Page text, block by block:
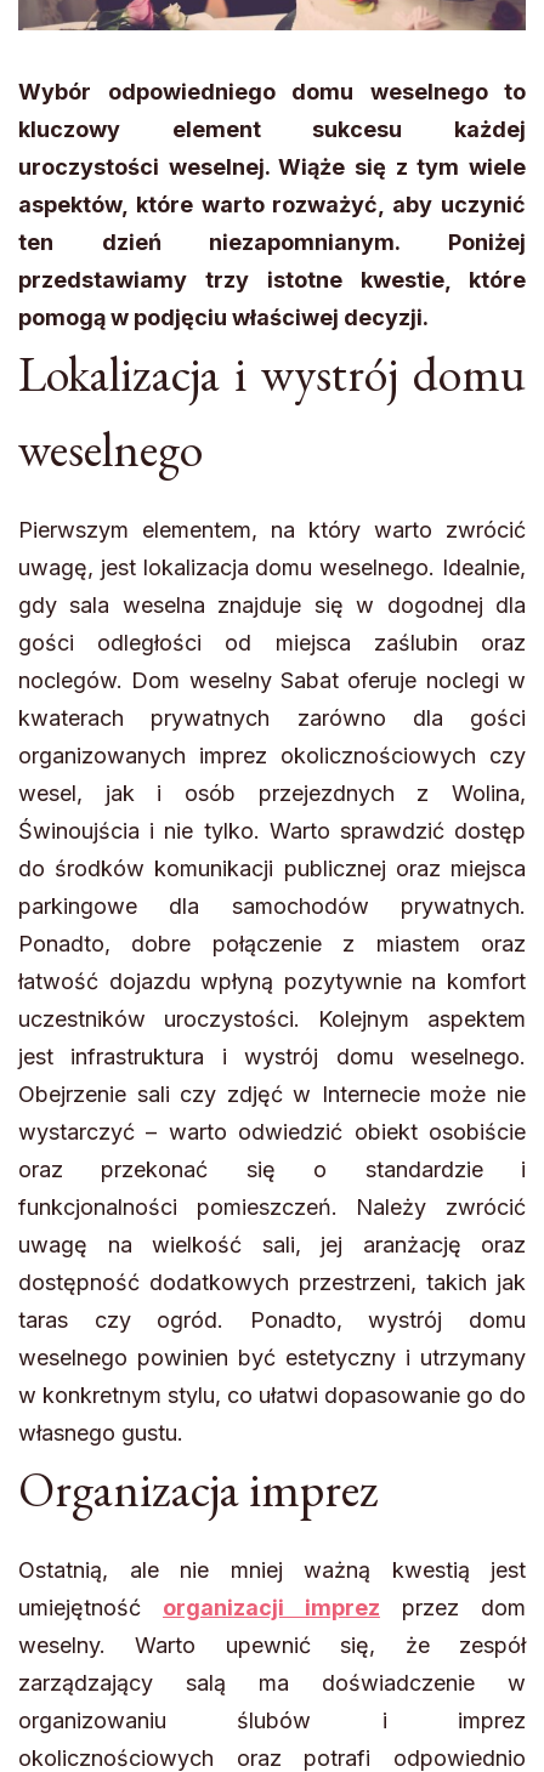
Wybór odpowiedniego domu weselnego to
kluczowy element sukcesu każdej
uroczystości weselnej. Wiąże się z tym wiele
aspektów, które warto rozważyć, aby uczynić
ten dzień niezapomnianym. Poniżej
przedstawiamy trzy istotne kwestie, które
pomogą w podjęciu właściwej decyzji.
Lokalizacja i wystrój domu
weselnego
Pierwszym elementem, na który warto zwrócić
uwagę, jest lokalizacja domu weselnego. Idealnie,
gdy sala weselna znajduje się w dogodnej dla
gości odległości od miejsca zaślubin oraz
noclegów. Dom weselny Sabat oferuje noclegi w
kwaterach prywatnych zarówno dla gości
organizowanych imprez okolicznościowych czy
wesel, jak i osób przejezdnych z Wolina,
Świnoujścia i nie tylko. Warto sprawdzić dostęp
do środków komunikacji publicznej oraz miejsca
parkingowe dla samochodów prywatnych.
Ponadto, dobre połączenie z miastem oraz
łatwość dojazdu wpłyną pozytywnie na komfort
uczestników uroczystości. Kolejnym aspektem
jest infrastruktura i wystrój domu weselnego.
Obejrzenie sali czy zdjęć w Internecie może nie
wystarczyć – warto odwiedzić obiekt osobiście
oraz przekonać się o standardzie i
funkcjonalności pomieszczeń. Należy zwrócić
uwagę na wielkość sali, jej aranżację oraz
dostępność dodatkowych przestrzeni, takich jak
taras czy ogród. Ponadto, wystrój domu
weselnego powinien być estetyczny i utrzymany
w konkretnym stylu, co ułatwi dopasowanie go do
własnego gustu.
Organizacja imprez
Ostatnią, ale nie mniej ważną kwestią jest
umiejętność organizacji imprez przez dom
weselny. Warto upewnić się, że zespół
zarządzający salą ma doświadczenie w
organizowaniu ślubów i imprez
okolicznościowych oraz potrafi odpowiednio